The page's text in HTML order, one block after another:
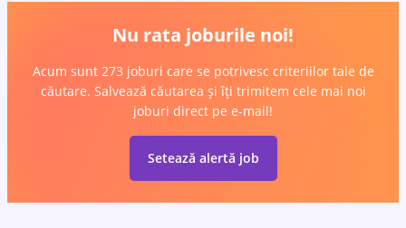
Nu rata joburile noi!
Acum sunt 273 joburi care se potrivesc criteriilor tale de
căutare. Salvează căutarea și îți trimitem cele mai noi
joburi direct pe e-mail!
Setează alertă job